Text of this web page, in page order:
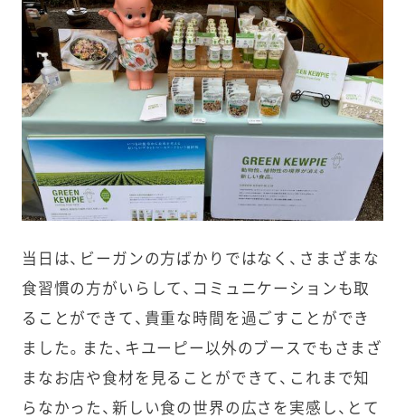
当日は、 ビーガンの方ばかりではなく、さまざまな
食習慣の方がいらして、コミュニケーションも取
ることができて、貴重な時間を過ごすことができ
ました。また、キユーピー以外のブースでもさまざ
まなお店や食材を見ることができて、これまで知
らなかった、新しい食の世界の広さを実感し、とて